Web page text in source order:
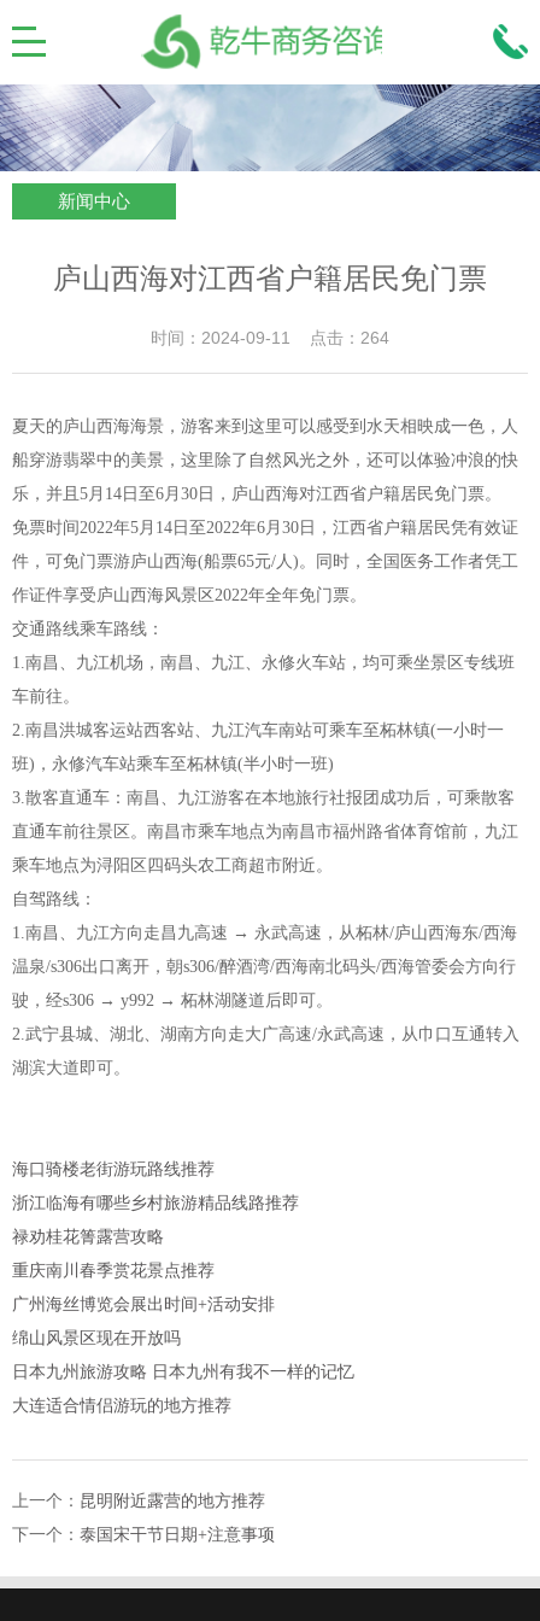
新闻中心
庐山西海对江西省户籍居民免门票
时间：2024-09-11 点击：264
夏天的庐山西海海景，游客来到这里可以感受到水天相映成一色，人
船穿游翡翠中的美景，这里除了自然风光之外，还可以体验冲浪的快
乐，并且5月14日至6月30日，庐山西海对江西省户籍居民免门票。
免票时间2022年5月14日至2022年6月30日，江西省户籍居民凭有效证
件，可免门票游庐山西海(船票65元/人)。同时，全国医务工作者凭工
作证件享受庐山西海风景区2022年全年免门票。
交通路线乘车路线：
1.南昌、九江机场，南昌、九江、永修火车站，均可乘坐景区专线班
车前往。
2.南昌洪城客运站西客站、九江汽车南站可乘车至柘林镇(一小时一
班)，永修汽车站乘车至柘林镇(半小时一班)
3.散客直通车：南昌、九江游客在本地旅行社报团成功后，可乘散客
直通车前往景区。南昌市乘车地点为南昌市福州路省体育馆前，九江
乘车地点为浔阳区四码头农工商超市附近。
自驾路线：
1.南昌、九江方向走昌九高速 → 永武高速，从柘林/庐山西海东/西海
温泉/s306出口离开，朝s306/醉酒湾/西海南北码头/西海管委会方向行
驶，经s306 → y992 → 柘林湖隧道后即可。
2.武宁县城、湖北、湖南方向走大广高速/永武高速，从巾口互通转入
湖滨大道即可。
海口骑楼老街游玩路线推荐
浙江临海有哪些乡村旅游精品线路推荐
禄劝桂花箐露营攻略
重庆南川春季赏花景点推荐
广州海丝博览会展出时间+活动安排
绵山风景区现在开放吗
日本九州旅游攻略 日本九州有我不一样的记忆
大连适合情侣游玩的地方推荐
上一个： 昆明附近露营的地方推荐
下一个： 泰国宋干节日期+注意事项